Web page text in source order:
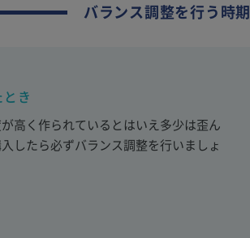
バランス調整を行う時期
き
高く作られているとはいえ多少は歪ん
したら必ずバランス調整を行いましょ